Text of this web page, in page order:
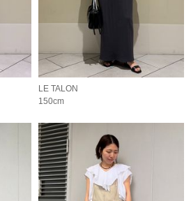
LE TALON
150cm